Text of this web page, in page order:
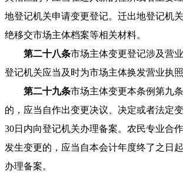
地登记机关申请变更登记。迁出地登记机
绝移交市场主体档案等相关材料。
第二十八条市场主体变更登记涉及营
登记机关应当及时为市场主体换发营业执照
第二十九条市场主体变更本条例第九
的，应当自作出变更决议、决定或者法定
30日内向登记机关办理备案。农民专业合
发生变更的，应当自本会计年度终了之日
办理备案。